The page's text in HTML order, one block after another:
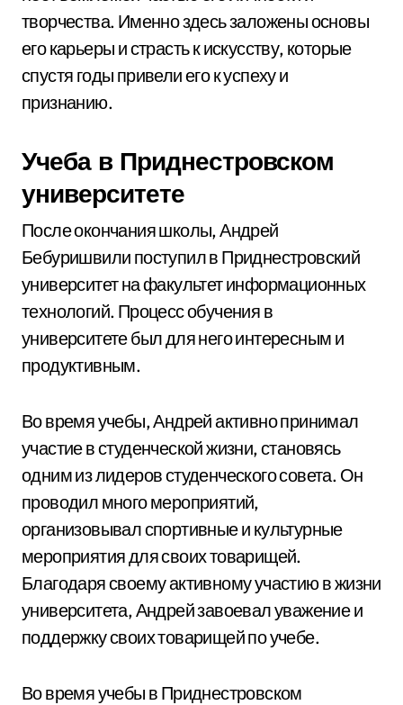
творчества. Именно здесь заложены основы
его карьеры и страсть к искусству, которые
спустя годы привели его к успеху и
признанию.
Учеба в Приднестровском
университете
После окончания школы, Андрей
Бебуришвили поступил в Приднестровский
университет на факультет информационных
технологий. Процесс обучения в
университете был для него интересным и
продуктивным.
Во время учебы, Андрей активно принимал
участие в студенческой жизни, становясь
одним из лидеров студенческого совета. Он
проводил много мероприятий,
организовывал спортивные и культурные
мероприятия для своих товарищей.
Благодаря своему активному участию в жизни
университета, Андрей завоевал уважение и
поддержку своих товарищей по учебе.
Во время учебы в Приднестровском